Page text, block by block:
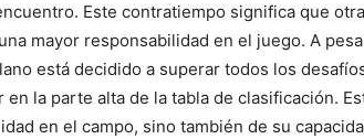
Este contratiempo significa que
mayor responsabilidad en el juego. A
está decidido a superar todos los
en la parte alta de la tabla de clasificación.
en el campo, sino también de su